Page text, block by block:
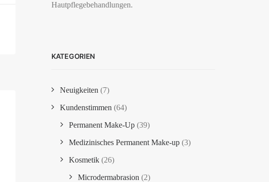
Hautpflegebehandlungen.
KATEGORIEN
Neuigkeiten (7)
Kundenstimmen (64)
Permanent Make-Up (39)
Medizinisches Permanent Make-up (3)
Kosmetik (26)
Microdermabrasion (2)